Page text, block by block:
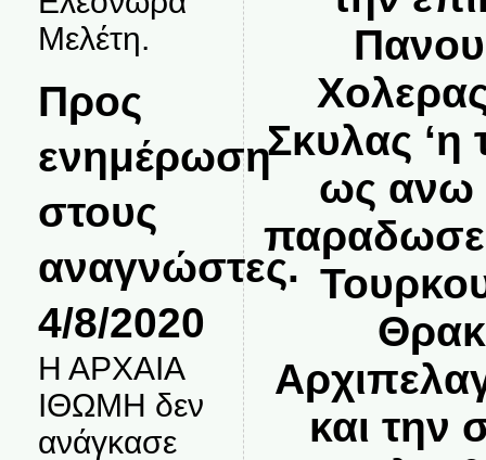
Μελέτη.
Προς
ενημέρωση
στους
αναγνώστες.
4/8/2020
Η ΑΡΧΑΙΑ
ΙΘΩΜΗ δεν
ανάγκασε
Σκυλας ‘η
ως ανω
και την